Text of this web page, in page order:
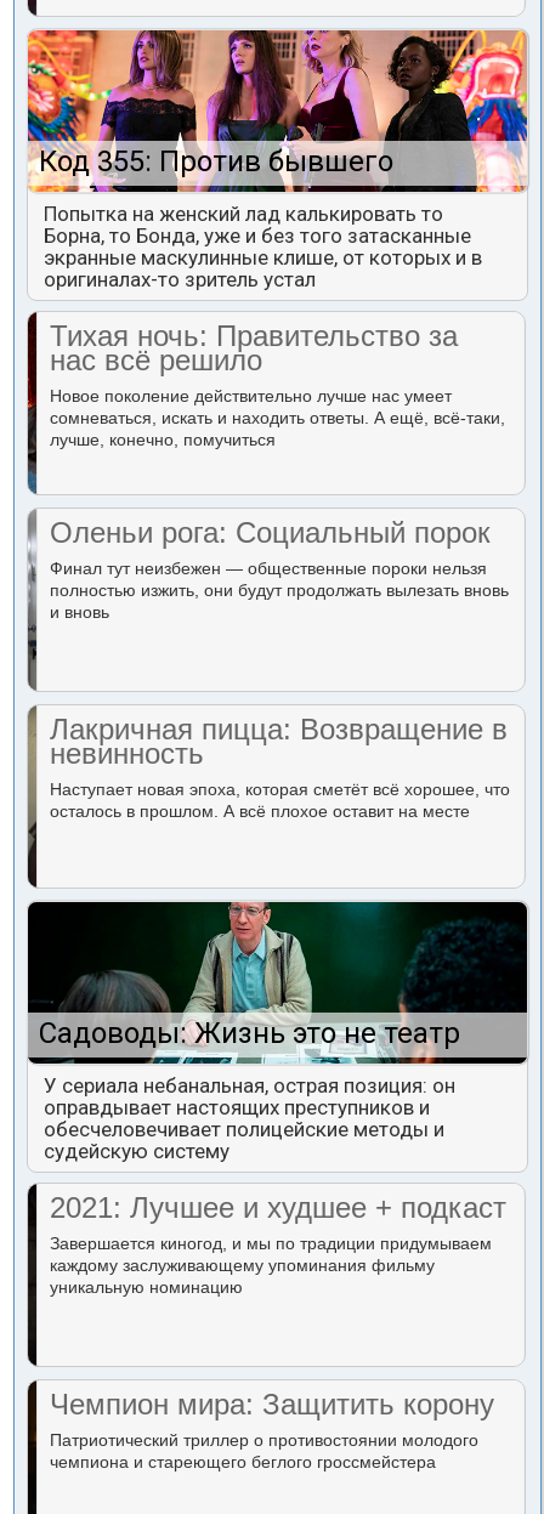
Код 355: Против бывшего
Попытка на женский лад калькировать то
Борна, то Бонда, уже и без того затасканные
экранные маскулинные клише, от которых и в
оригиналах-то зритель устал
Тихая ночь: Правительство за
нас всё решило
Новое поколение действительно лучше нас умеет
сомневаться, искать и находить ответы. А ещё, всё-таки,
лучше, конечно, помучиться
Оленьи рога: Социальный порок
Финал тут неизбежен — общественные пороки нельзя
полностью изжить, они будут продолжать вылезать вновь
и вновь
Лакричная пицца: Возвращение в
невинность
Наступает новая эпоха, которая сметёт всё хорошее, что
осталось в прошлом. А всё плохое оставит на месте
Садоводы: Жизнь это не театр
У сериала небанальная, острая позиция: он
оправдывает настоящих преступников и
обесчеловечивает полицейские методы и
судейскую систему
2021: Лучшее и худшее + подкаст
Завершается киногод, и мы по традиции придумываем
каждому заслуживающему упоминания фильму
уникальную номинацию
Чемпион мира: Защитить корону
Патриотический триллер о противостоянии молодого
чемпиона и стареющего беглого гроссмейстера